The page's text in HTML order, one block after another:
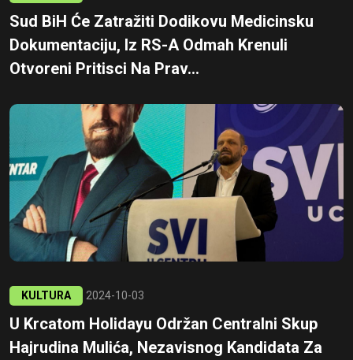
Sud BiH Će Zatražiti Dodikovu Medicinsku
Dokumentaciju, Iz RS-A Odmah Krenuli
Otvoreni Pritisci Na Prav...
KULTURA 2024-10-03
U Krcatom Holidayu Održan Centralni Skup
Hajrudina Mulića, Nezavisnog Kandidata Za